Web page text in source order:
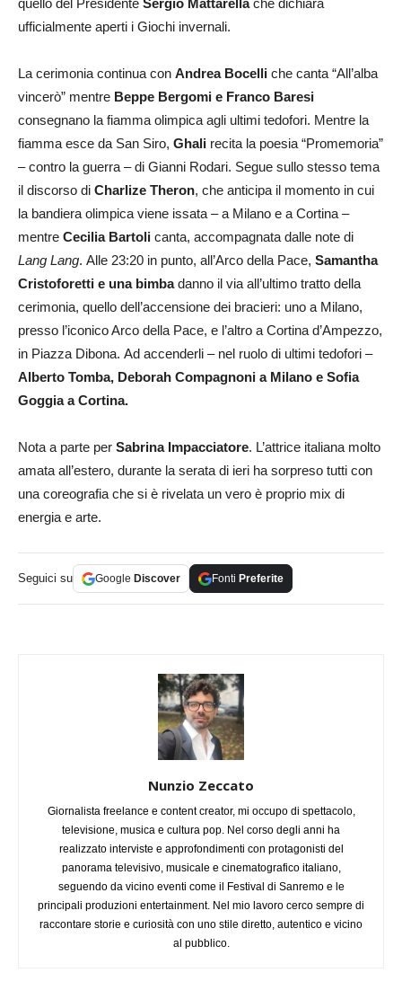
quello del Presidente Sergio Mattarellache dichiara
ufficialmente aperti i Giochi invernali.
La cerimonia continua con Andrea Bocelli che canta “All’alba
vincerò” mentre Beppe Bergomi e Franco Baresi
consegnano la fiamma olimpica agli ultimi tedofori. Mentre la
fiamma esce da San Siro, Ghali recita la poesia “Promemoria”
– contro la guerra – di Gianni Rodari. Segue sullo stesso tema
il discorso di Charlize Theron, che anticipa il momento in cui
la bandiera olimpica viene issata – a Milano e a Cortina –
mentre Cecilia Bartoli canta, accompagnata dalle note di
Lang Lang. Alle 23:20 in punto, all’Arco della Pace, Samantha
Cristoforetti e una bimbadanno il via all’ultimo tratto della
cerimonia, quello dell’accensione dei bracieri: uno a Milano,
presso l’iconico Arco della Pace, e l’altro a Cortina d’Ampezzo,
in Piazza Dibona. Ad accenderli – nel ruolo di ultimi tedofori –
Alberto Tomba, Deborah Compagnoni a Milano e Sofia
Goggia a Cortina.
Nota a parte per Sabrina Impacciatore. L’attrice italiana molto
amata all’estero, durante la serata di ieri ha sorpreso tutti con
una coreografia che si è rivelata un vero è proprio mix di
energia e arte.
Seguici su Google Discover Fonti Preferite
Nunzio Zeccato
Giornalista freelance e content creator, mi occupo di spettacolo,
televisione, musica e cultura pop. Nel corso degli anni ha
realizzato interviste e approfondimenti con protagonisti del
panorama televisivo, musicale e cinematografico italiano,
seguendo da vicino eventi come il Festival di Sanremo e le
principali produzioni entertainment. Nel mio lavoro cerco sempre di
raccontare storie e curiosità con uno stile diretto, autentico e vicino
al pubblico.